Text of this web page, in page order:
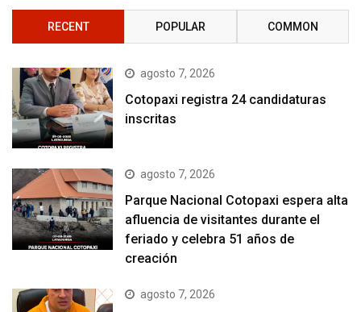
RECENT POPULAR COMMON
agosto 7, 2026
Cotopaxi registra 24 candidaturas
inscritas
agosto 7, 2026
Parque Nacional Cotopaxi espera alta
afluencia de visitantes durante el
feriado y celebra 51 años de
creación
agosto 7, 2026